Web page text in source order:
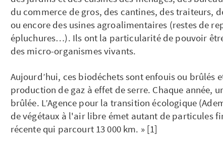
du commerce de gros, des cantines, des traiteurs,
ou encore des usines agroalimentaires (restes de
épluchures…). Ils ont la particularité de pouvoir
des micro-organismes vivants.
Aujourd’hui, ces biodéchets sont enfouis ou brûlés
production de gaz à effet de serre. Chaque année,
brûlée. L’Agence pour la transition écologique
de végétaux à l'air libre émet autant de particules
récente qui parcourt 13 000 km. » [1]